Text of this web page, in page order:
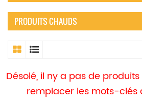
PRODUITS CHAUDS
Désolé, il ny a pas de
remplacer les mots-clés